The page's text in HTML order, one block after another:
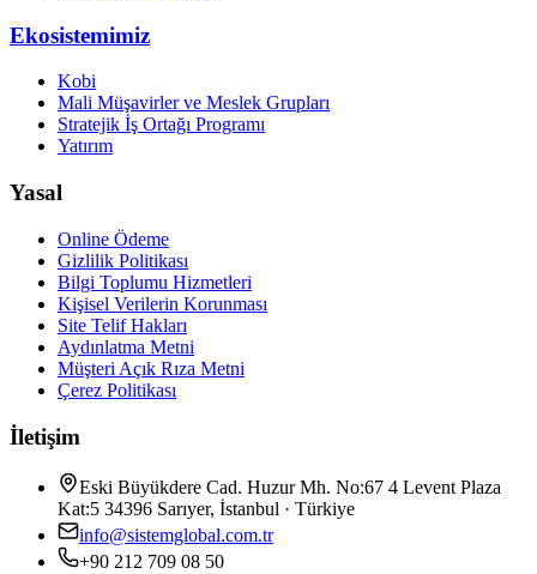
Ekosistemimiz
Kobi
Mali Müşavirler ve Meslek Grupları
Stratejik İş Ortağı Programı
Yatırım
Yasal
Online Ödeme
Gizlilik Politikası
Bilgi Toplumu Hizmetleri
Kişisel Verilerin Korunması
Site Telif Hakları
Aydınlatma Metni
Müşteri Açık Rıza Metni
Çerez Politikası
İletişim
Eski Büyükdere Cad. Huzur Mh. No:67 4 Levent Plaza
Kat:5 34396 Sarıyer, İstanbul · Türkiye
info@sistemglobal.com.tr
+90 212 709 08 50